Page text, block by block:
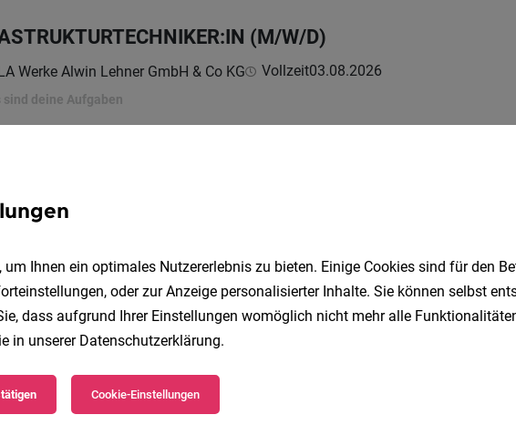
(M/W/D)
Werke Alwin Lehner GmbH & Co KG Vollzeit03.08.2026
sind deine Aufgaben
Speichere deine Suche als
Erhalte alle neuen Stellenangebote automatisch
um Ihnen ein optimales Nutzererlebnis zu bieten. Einige Cookies sind für den
oder zur Anzeige personalisierter Inhalte. Sie können selbst
dass aufgrund Ihrer Einstellungen womöglich nicht mehr alle
in unserer Datenschutzerklärung.
Cookie-Einstellungen